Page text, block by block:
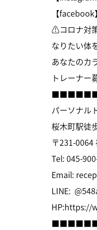
【facebook
⚠コロナ対
なりたい体
あなたのカ
トレーナー
パーソナル
桜木町駅徒
〒231-
Tel: 045-
Email:
LINE:
HP:https://